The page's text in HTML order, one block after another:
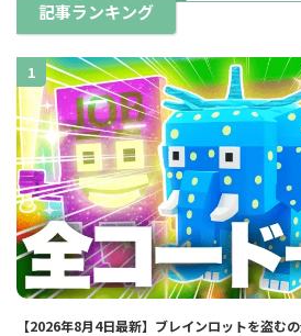
記事ランキング
1
【2026年8月4日最新】ブレインロットを盗む